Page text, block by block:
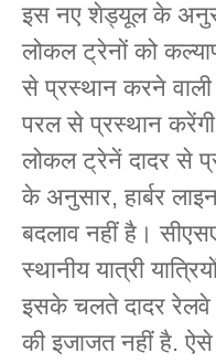
इस नए शेड्यूल के
लोकल ट्रेनों को
से प्रस्थान करने
परल से प्रस्थान
लोकल ट्रेनें दादर से
के अनुसार, हार्बर
बदलाव नहीं है।
स्थानीय यात्री
इसके चलते दादर रेलवे
की इजाजत नहीं है. ऐसे